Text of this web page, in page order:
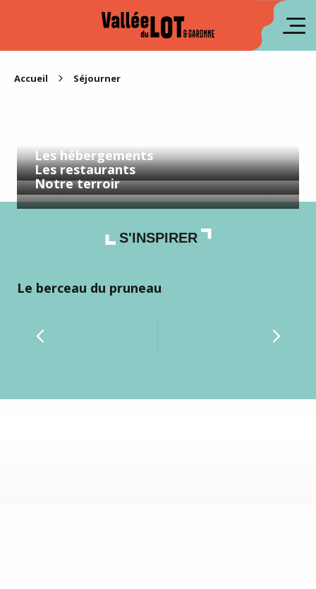
Accueil Séjourner
Les hébergements
Les restaurants
Notre terroir
S'INSPIRER
Le berceau du pruneau